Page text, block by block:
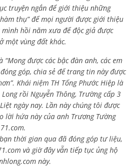
truyện ngắn để giới thiệu những
thụ” để mọi người được giới thiệu
hồi năm xưa để độc giả được
một vùng đất khác.
được các bậc đàn anh, các em
góp, chia sẻ để trang tin này được
Khái niệm TH Tống Phước Hiệp là
rồi Nguyễn Thông, Trường cấp 3
ngày nay. Lần này chúng tôi được
lời hứa này của anh Trương Tường
thời gian qua đã đóng góp tư liệu,
và giờ đây vẫn tiếp tục ủng hộ
này.